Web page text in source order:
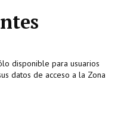
disponible para usuarios
datos de acceso a la Zona